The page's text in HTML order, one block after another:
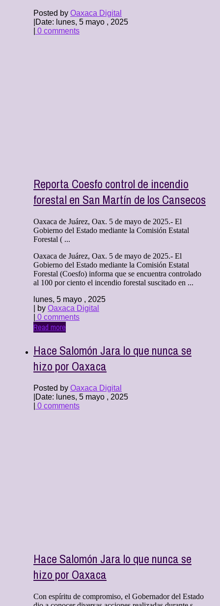
Posted by Oaxaca Digital
Date: lunes, 5 mayo , 2025
0 comments
Reporta Coesfo control de incendio
forestal en San Martín de los Cansecos
Oaxaca de Juárez, Oax. 5 de mayo de 2025.- El
Gobierno del Estado mediante la Comisión Estatal
Forestal ( ...
Oaxaca de Juárez, Oax. 5 de mayo de 2025.- El
Gobierno del Estado mediante la Comisión Estatal
Forestal (Coesfo) informa que se encuentra controlado
al 100 por ciento el incendio forestal suscitado en ...
lunes, 5 mayo , 2025
| by Oaxaca Digital
0 comments
Read more
Hace Salomón Jara lo que nunca se
hizo por Oaxaca
Posted by Oaxaca Digital
Date: lunes, 5 mayo , 2025
0 comments
Hace Salomón Jara lo que nunca se
hizo por Oaxaca
Con espíritu de compromiso, el Gobernador del Estado